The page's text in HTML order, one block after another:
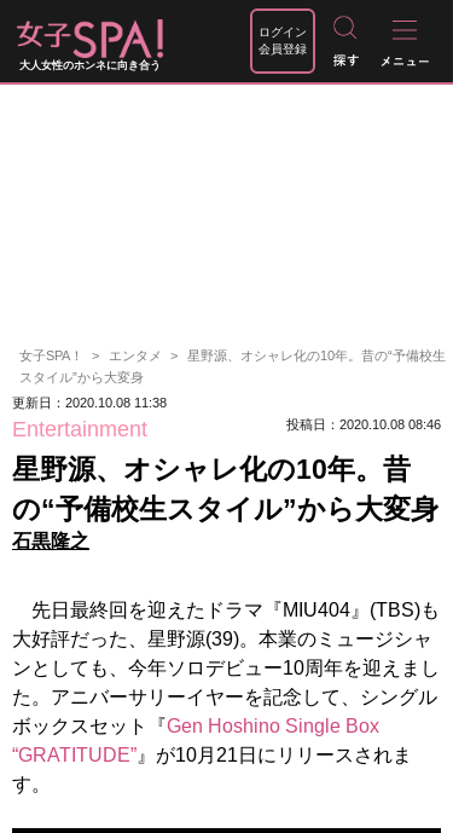
大人女性のホンネに向き合う
ログイン
会員登録
女子SPA！ エンタメ
星野源、オシャレ化の10年。昔の“予備校生
スタイル”から大変身
更新日：2020.10.08 11:38
Entertainment 投稿日：2020.10.08 08:46
星野源、オシャレ化の10年。昔
の“予備校生スタイル”から大変身
石黒隆之
先日最終回を迎えたドラマ『MIU404』(TBS)も
大好評だった、星野源(39)。本業のミュージシャ
ンとしても、今年ソロデビュー10周年を迎えまし
た。アニバーサリーイヤーを記念して、シングル
ボックスセット『Gen Hoshino Single Box
“GRATITUDE” 』が10月21日にリリースされま
す。